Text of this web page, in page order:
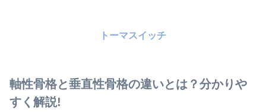
トーマスイッチ
軸性骨格と垂直性骨格の違いとは？分かりや
すく解説!